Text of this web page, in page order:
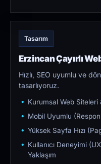
Tasarım
Erzincan Çayırlı
Hızlı, SEO uyumlu ve
tasarlıyoruz.
Kurumsal Web Siteleri
Mobil Uyumlu
Yüksek Sayfa Hızı
Kullanıcı Deneyimi
Yaklaşım